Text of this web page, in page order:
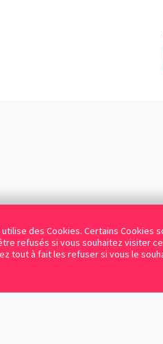
des Cookies. Certains Cookies
refusés si vous souhaitez visiter
tout à fait les refuser si vous le